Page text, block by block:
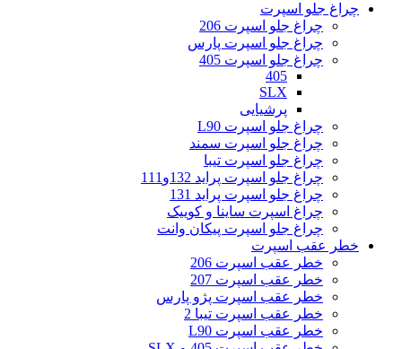
چراغ جلو اسپرت
چراغ جلو اسپرت 206
چراغ جلو اسپرت پارس
چراغ جلو اسپرت 405
405
SLX
پرشیایی
چراغ جلو اسپرت L90
چراغ جلو اسپرت سمند
چراغ جلو اسپرت تیبا
چراغ جلو اسپرت پراید 132و111
چراغ جلو اسپرت پراید 131
چراغ اسپرت ساینا و کوییک
چراغ جلو اسپرت پیکان وانت
خطر عقب اسپرت
خطر عقب اسپرت 206
خطر عقب اسپرت 207
خطر عقب اسپرت پژو پارس
خطر عقب اسپرت تیبا 2
خطر عقب اسپرت L90